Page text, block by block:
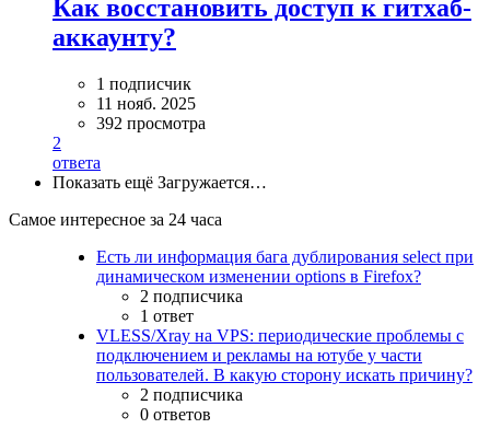
Как восстановить доступ к гитхаб-
аккаунту?
1 подписчик
11 нояб. 2025
392 просмотра
2
ответа
Показать ещё Загружается…
Самое интересное за 24 часа
Есть ли информация бага дублирования select при
динамическом изменении options в Firefox?
2 подписчика
1 ответ
VLESS/Xray на VPS: периодические проблемы с
подключением и рекламы на ютубе у части
пользователей. В какую сторону искать причину?
2 подписчика
0 ответов